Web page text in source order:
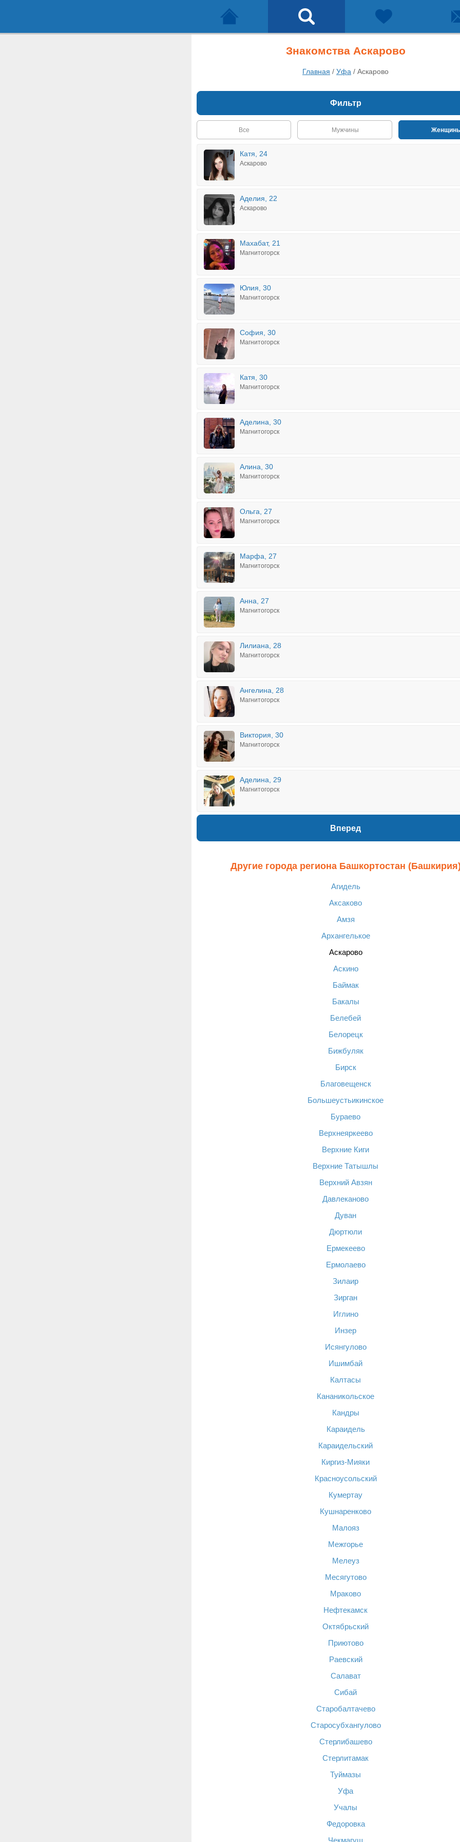
Знакомства Аскарово
Главная / Уфа / Аскарово
Фильтр
Все Мужчины
Катя, 24
Аскарово
Аделия, 22
Аскарово
Махабат, 21
Магнитогорск
Юлия, 30
Магнитогорск
София, 30
Магнитогорск
Катя, 30
Магнитогорск
Аделина, 30
Магнитогорск
Алина, 30
Магнитогорск
Ольга, 27
Магнитогорск
Марфа, 27
Магнитогорск
Анна, 27
Магнитогорск
Лилиана, 28
Магнитогорск
Ангелина, 28
Магнитогорск
Виктория, 30
Магнитогорск
Аделина, 29
Магнитогорск
Вперед
Другие города региона Башкортостан
Агидель
Аксаково
Амзя
Архангелькое
Аскарово
Аскино
Баймак
Бакалы
Белебей
Белорецк
Бижбуляк
Бирск
Благовещенск
Большеустьикинское
Бураево
Верхнеяркеево
Верхние Киги
Верхние Татышлы
Верхний Авзян
Давлеканово
Дуван
Дюртюли
Ермекеево
Ермолаево
Зилаир
Зирган
Иглино
Инзер
Исянгулово
Ишимбай
Калтасы
Кананикольское
Кандры
Караидель
Караидельский
Киргиз-Мияки
Красноусольский
Кумертау
Кушнаренково
Малояз
Межгорье
Мелеуз
Месягутово
Мраково
Нефтекамск
Октябрьский
Приютово
Раевский
Салават
Сибай
Старобалтачево
Старосубхангулово
Стерлибашево
Стерлитамак
Туймазы
Уфа
Учалы
Федоровка
Чекмагуш